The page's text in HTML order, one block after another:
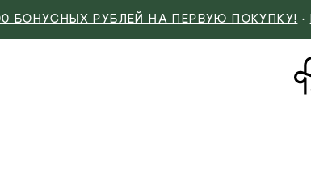
БОНУСНЫХ РУБЛЕЙ НА ПЕРВУЮ ПОКУПКУ! •